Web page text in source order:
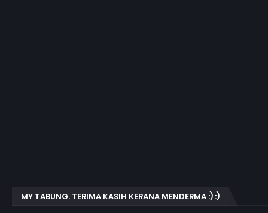
MY TABUNG. TERIMA KASIH KERANA MENDERMA :) :)